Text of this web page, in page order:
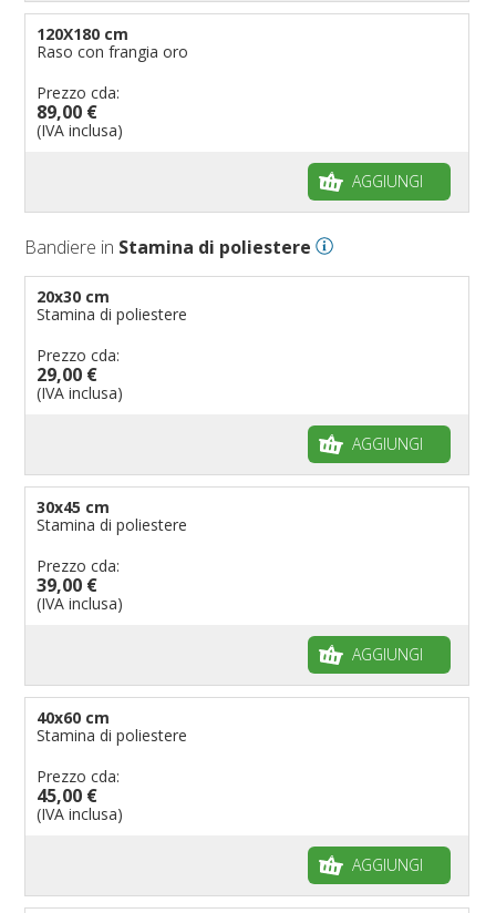
120X180 cm
Raso con frangia oro
Prezzo cda:
89,00 €
(IVA inclusa)
AGGIUNGI
Bandiere in Stamina di poliestere
20x30 cm
Stamina di poliestere
Prezzo cda:
29,00 €
(IVA inclusa)
AGGIUNGI
30x45 cm
Stamina di poliestere
Prezzo cda:
39,00 €
(IVA inclusa)
AGGIUNGI
40x60 cm
Stamina di poliestere
Prezzo cda:
45,00 €
(IVA inclusa)
AGGIUNGI